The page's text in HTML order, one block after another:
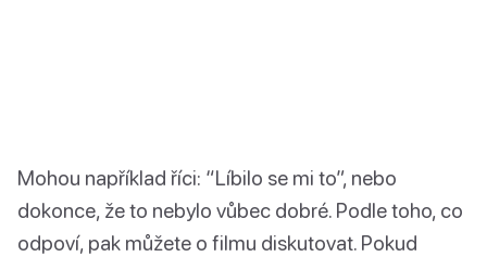
Mohou například říci: “Líbilo se mi to”, nebo
dokonce, že to nebylo vůbec dobré. Podle toho, co
odpoví, pak můžete o filmu diskutovat. Pokud